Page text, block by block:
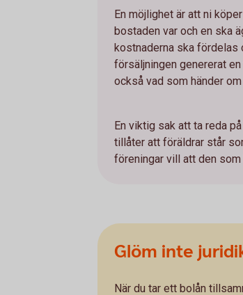
En möjlighet är att ni
bostaden var och en ska
kostnaderna ska fördelas
försäljningen genererat
också vad som händer
En viktig sak att ta reda
tillåter att föräldrar står
föreningar vill att den som
Glöm inte
När du tar ett bolån